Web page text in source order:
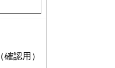
（確認用）